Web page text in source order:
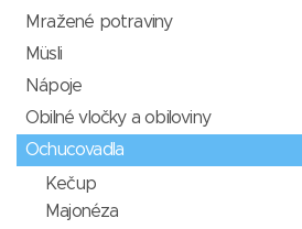
Mražené potraviny
Müsli
Nápoje
Obilné vločky a obiloviny
Ochucovadla
Kečup
Majonéza